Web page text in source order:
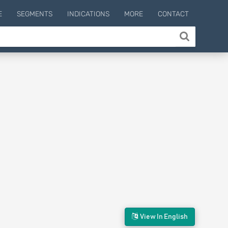
SEGMENTS INDICATIONS MORE CONTACT
View In English